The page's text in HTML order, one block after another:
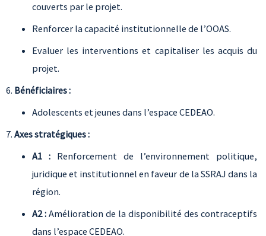
couverts par le projet.
Renforcer la capacité institutionnelle de l’OOAS.
Evaluer les interventions et capitaliser les acquis du
projet.
Bénéficiaires :
Adolescents et jeunes dans l’espace CEDEAO.
Axes stratégiques :
A1 : Renforcement de l’environnement politique,
juridique et institutionnel en faveur de la SSRAJ dans la
région.
A2 : Amélioration de la disponibilité des contraceptifs
dans l’espace CEDEAO.